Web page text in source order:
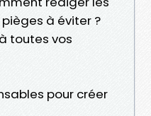
à éviter ?
toutes vos
pour créer